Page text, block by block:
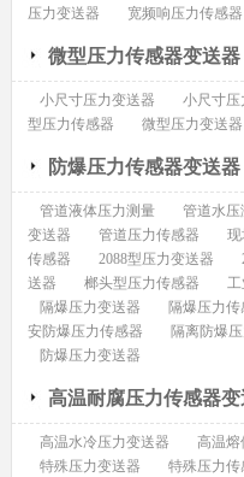
压力变送器
宽频响压力传感器
微型压力传感器变送器
小尺寸压力变送器 小尺寸压
型压力传感器
微型压力变送器
防爆压力传感器变送器
管道液体压力测量 管道水压
变送器
管道压力传感器 现
传感器
2088型压力变送器
送器
榔头型压力传感器 工
隔爆压力变送器
隔爆压力传
安防爆压力传感器
隔离防爆
防爆压力变送器
高温耐腐压力传感器
高温水冷压力变送器 高温熔
特殊压力变送器
特殊压力传